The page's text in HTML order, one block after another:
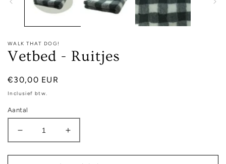
WALK THAT DOG!
Vetbed - Ruitjes
Normale
prijs
€30,00 EUR
Inclusief btw.
Aantal
Aantal
verlagen
voor
Aantal
verhogen
voor